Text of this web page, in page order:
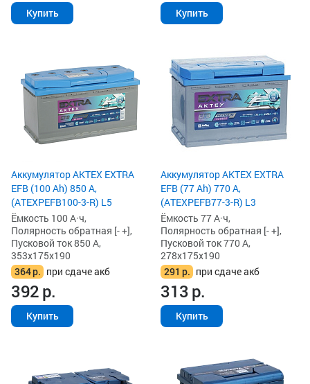
Купить Купить
Аккумулятор AKTEX EXTRA
EFB (100 Ah) 850 А,
(ATEXPEFB100-3-R) L5
Ёмкость 100 А·ч,
Полярность обратная [- +],
Пусковой ток 850 А,
353x175x190
364р. при сдаче акб
392р.
Купить
Аккумулятор AKTEX EXTRA
EFB (77 Ah) 770 А,
(ATEXPEFB77-3-R) L3
Ёмкость 77 А·ч,
Полярность обратная [- +],
Пусковой ток 770 А,
278x175x190
291 р. при сдаче акб
313р.
Купить